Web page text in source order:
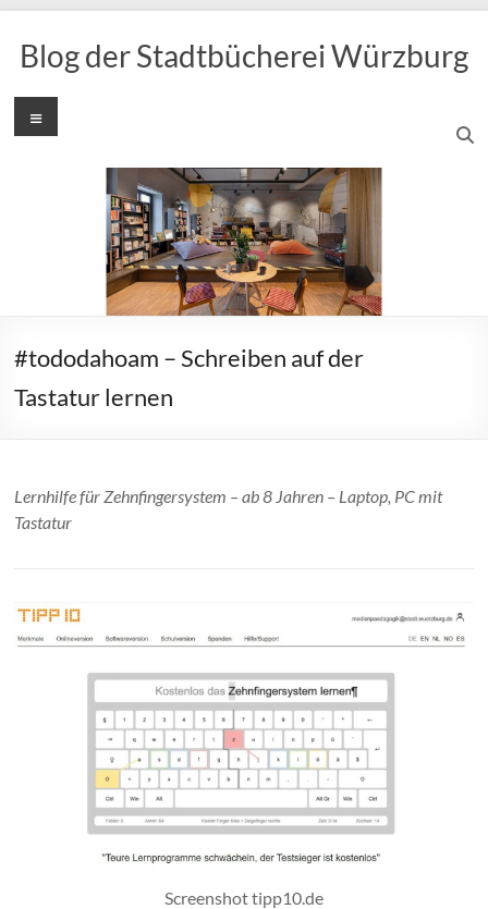
Inhalt
springen
Blog der Stadtbücherei Würzburg
Menü
#tododahoam – Schreiben auf der
Tastatur lernen
Lernhilfe für Zehnfingersystem – ab 8 Jahren – Laptop, PC mit
Tastatur
Screenshot tipp10.de